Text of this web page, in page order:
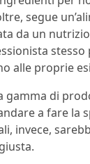
segue
da un
alle proprie
gamma di
a fare la
invece,